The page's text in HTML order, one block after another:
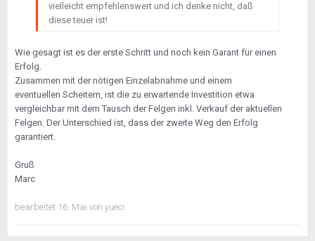
vielleicht empfehlenswert und ich denke nicht, daß
diese teuer ist!
Wie gesagt ist es der erste Schritt und noch kein Garant für einen
Erfolg.
Zusammen mit der nötigen Einzelabnahme und einem
eventuellen Scheitern, ist die zu erwartende Investition etwa
vergleichbar mit dem Tausch der Felgen inkl. Verkauf der aktuellen
Felgen. Der Unterschied ist, dass der zweite Weg den Erfolg
garantiert.
Gruß
Marc
bearbeitet 16. Mai von yueci